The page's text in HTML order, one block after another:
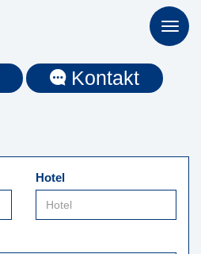
Toggle
Kontakt
Hotel